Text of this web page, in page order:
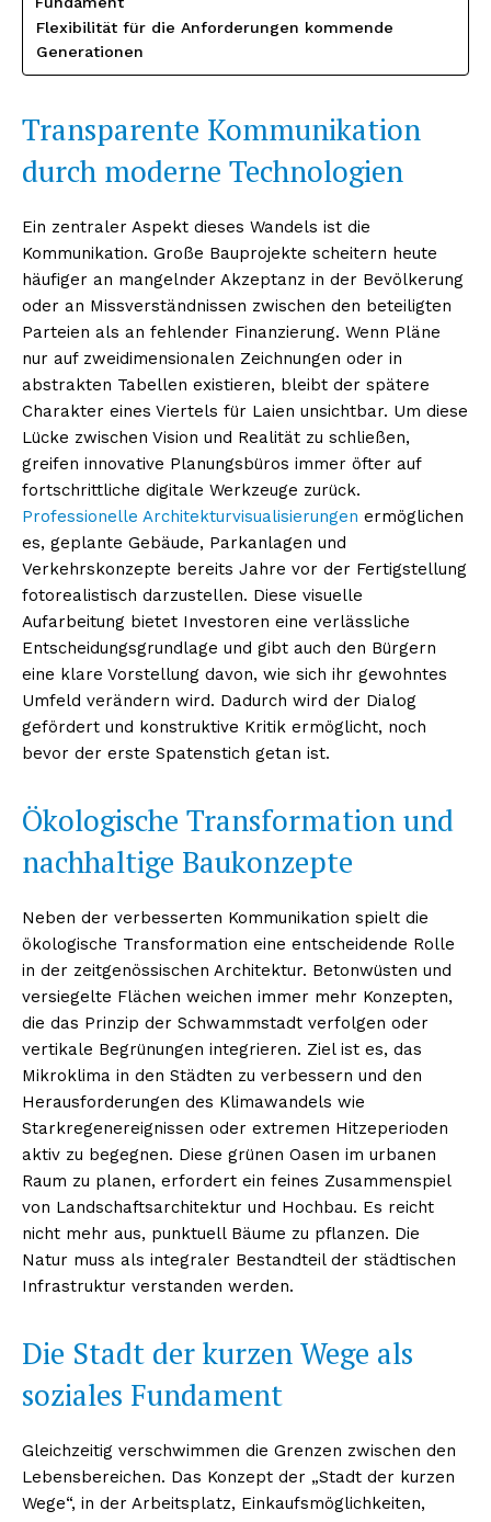
Flexibilität für die Anforderungen kommende
Generationen
Transparente Kommunikation
durch moderne Technologien
Ein zentraler Aspekt dieses Wandels ist die
Kommunikation. Große Bauprojekte scheitern heute
häufiger an mangelnder Akzeptanz in der Bevölkerung
oder an Missverständnissen zwischen den beteiligten
Parteien als an fehlender Finanzierung. Wenn Pläne
nur auf zweidimensionalen Zeichnungen oder in
abstrakten Tabellen existieren, bleibt der spätere
Charakter eines Viertels für Laien unsichtbar. Um diese
Lücke zwischen Vision und Realität zu schließen,
greifen innovative Planungsbüros immer öfter auf
fortschrittliche digitale Werkzeuge zurück.
Professionelle Architekturvisualisierungen ermöglichen
es, geplante Gebäude, Parkanlagen und
Verkehrskonzepte bereits Jahre vor der Fertigstellung
fotorealistisch darzustellen. Diese visuelle
Aufarbeitung bietet Investoren eine verlässliche
Entscheidungsgrundlage und gibt auch den Bürgern
eine klare Vorstellung davon, wie sich ihr gewohntes
Umfeld verändern wird. Dadurch wird der Dialog
gefördert und konstruktive Kritik ermöglicht, noch
bevor der erste Spatenstich getan ist.
Ökologische Transformation und
nachhaltige Baukonzepte
Neben der verbesserten Kommunikation spielt die
ökologische Transformation eine entscheidende Rolle
in der zeitgenössischen Architektur. Betonwüsten und
versiegelte Flächen weichen immer mehr Konzepten,
die das Prinzip der Schwammstadt verfolgen oder
vertikale Begrünungen integrieren. Ziel ist es, das
Mikroklima in den Städten zu verbessern und den
Herausforderungen des Klimawandels wie
Starkregenereignissen oder extremen Hitzeperioden
aktiv zu begegnen. Diese grünen Oasen im urbanen
Raum zu planen, erfordert ein feines Zusammenspiel
von Landschaftsarchitektur und Hochbau. Es reicht
nicht mehr aus, punktuell Bäume zu pflanzen. Die
Natur muss als integraler Bestandteil der städtischen
Infrastruktur verstanden werden.
Die Stadt der kurzen Wege als
soziales Fundament
Gleichzeitig verschwimmen die Grenzen zwischen den
Lebensbereichen. Das Konzept der „Stadt der kurzen
Wege“, in der Arbeitsplatz, Einkaufsmöglichkeiten,